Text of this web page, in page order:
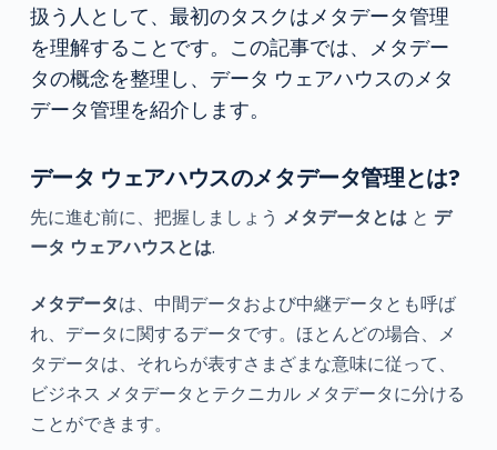
扱う人として、最初のタスクはメタデータ管理
を理解することです。この記事では、メタデー
タの概念を整理し、データ ウェアハウスのメタ
データ管理を紹介します。
データ ウェアハウスのメタデータ管理とは?
先に進む前に、把握しましょう メタデータとはと デ
ータ ウェアハウスとは.
メタデータは、中間データおよび中継データとも呼ば
れ、データに関するデータです。ほとんどの場合、メ
タデータは、それらが表すさまざまな意味に従って、
ビジネス メタデータとテクニカル メタデータに分ける
ことができます。